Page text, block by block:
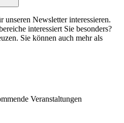
unseren Newsletter interessieren.
interessiert Sie besonders?
Sie können auch mehr als
Veranstaltungen